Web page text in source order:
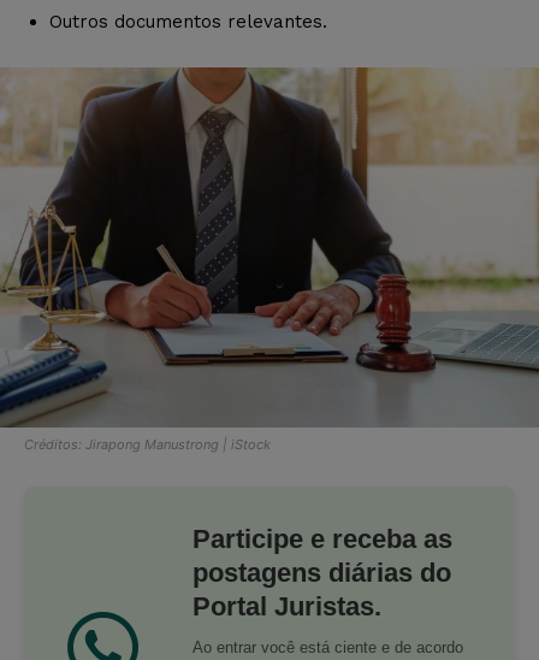
Outros documentos relevantes.
Créditos: Jirapong Manustrong | iStock
Participe e receba as
postagens diárias do
Portal Juristas.
Ao entrar você está ciente e de acordo